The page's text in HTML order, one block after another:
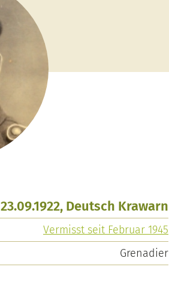
23.09.1922, Deutsch Krawarn
Vermisst seit Februar 1945
Grenadier